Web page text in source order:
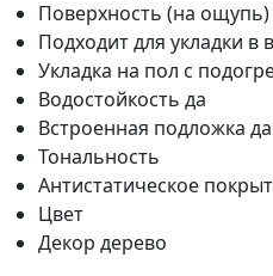
Поверхность (на ощупь)
Подходит для укладки в
Укладка на пол c
Водостойкость да
Встроенная подложка да
Тональность
Антистатическое
Цвет
Декор дерево